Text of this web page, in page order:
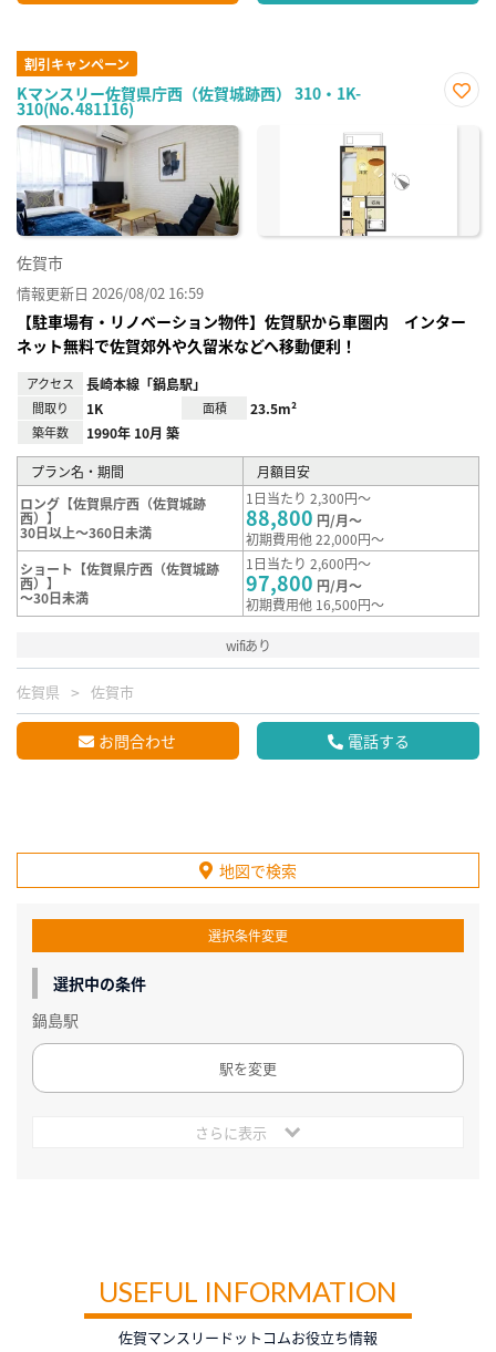
割引キャンペーン
Kマンスリー佐賀県庁西（佐賀城跡西） 310・1K-
310(No.481116)
に入
佐賀市
情報更新日 2026/08/02 16:59
【駐車場有・リノベーション物件】佐賀駅から車圏内 インター
ネット無料で佐賀郊外や久留米などへ移動便利！
アクセス 長崎本線「鍋島駅」
間取り 1K 面積 23.5m²
築年数 1990年 10月 築
プラン名・期間
月額目安
ロング【佐賀県庁西（佐賀城跡
西）】
30日以上～360日未満
1日当たり 2,300円～
88,800 円/月～
初期費用他 22,000円～
ショート【佐賀県庁西（佐賀城跡
西）】
～30日未満
1日当たり 2,600円～
97,800 円/月～
初期費用他 16,500円～
wifiあり
佐賀県 佐賀市
お問合わせ 電話する
地図で検索
選択条件変更
選択中の条件
鍋島駅
駅を変更
さらに表示
USEFUL INFORMATION
佐賀マンスリードットコムお役立ち情報